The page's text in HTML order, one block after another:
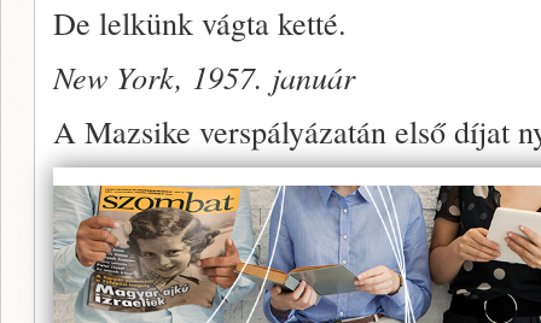
De lelkünk vágta ketté.
New York, 1957. január
A Mazsike verspályázatán első díjat